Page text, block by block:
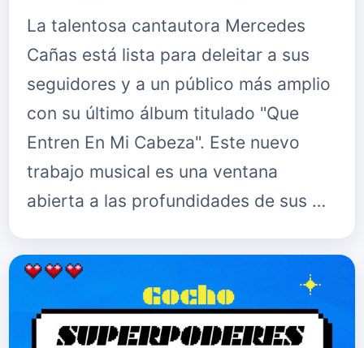
La talentosa cantautora Mercedes
Cañas está lista para deleitar a sus
seguidores y a un público más amplio
con su último álbum titulado "Que
Entren En Mi Cabeza". Este nuevo
trabajo musical es una ventana
abierta a las profundidades de sus …